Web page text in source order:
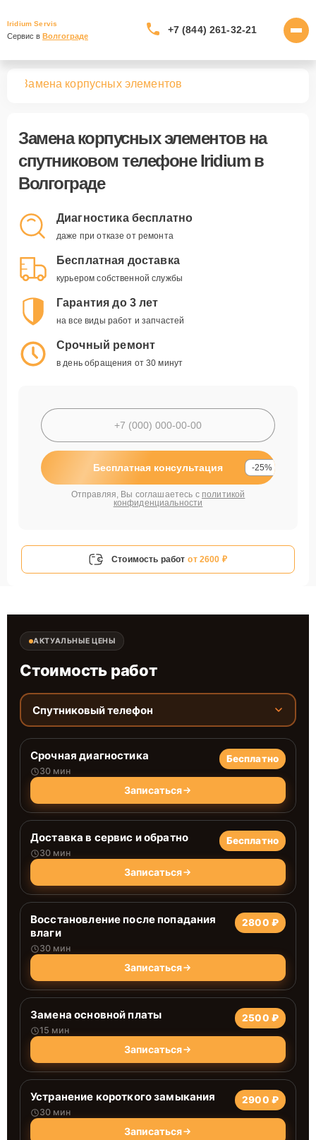
Iridium Servis
Сервис в Волгограде
+7 (844) 261-32-21
Замена корпусных элементов
Замена корпусных элементовна
спутниковом телефоне Iridium в
Волгограде
Диагностика бесплатно
даже при отказе от ремонта
Бесплатная доставка
курьером собственной службы
Гарантия до 3 лет
на все виды работ и запчастей
Срочный ремонт
в день обращения от 30 минут
Бесплатная консультация -25%
Отправляя, Вы соглашаетесь с политикой
конфиденциальности
Стоимость работ от 2600 ₽
АКТУАЛЬНЫЕ ЦЕНЫ
Стоимость работ
Спутниковый телефон
Срочная диагностика
30 мин
Бесплатно
Записаться
Доставка в сервис и обратно
30 мин
Бесплатно
Записаться
Восстановление после попадания
влаги
30 мин
2800 ₽
Записаться
Замена основной платы
15 мин
2500 ₽
Записаться
Устранение короткого замыкания
30 мин
2900 ₽
Записаться